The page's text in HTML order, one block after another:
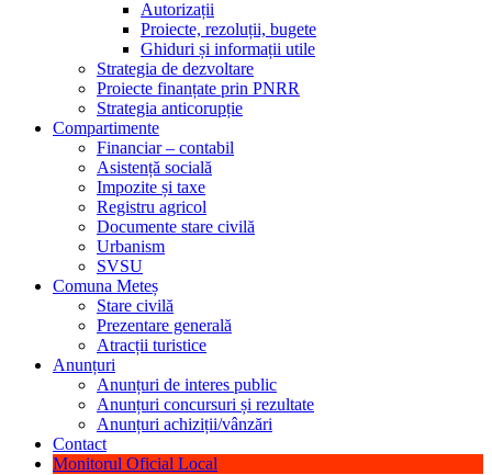
Autorizații
Proiecte, rezoluții, bugete
Ghiduri și informații utile
Strategia de dezvoltare
Proiecte finanțate prin PNRR
Strategia anticorupție
Compartimente
Financiar – contabil
Asistență socială
Impozite și taxe
Registru agricol
Documente stare civilă
Urbanism
SVSU
Comuna Meteș
Stare civilă
Prezentare generală
Atracții turistice
Anunțuri
Anunțuri de interes public
Anunțuri concursuri și rezultate
Anunțuri achiziții/vânzări
Contact
Monitorul Oficial Local